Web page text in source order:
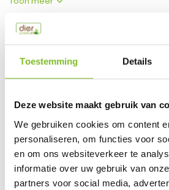
Toestemming Details
Deze website maakt gebruik van
We gebruiken cookies om content
personaliseren, om functies voor
en om ons websiteverkeer te
informatie over uw gebruik van
partners voor social media,
Productspecificaties
EAN 749531656101
Do you have a question about this
Our employee is happy to help you
Send mail